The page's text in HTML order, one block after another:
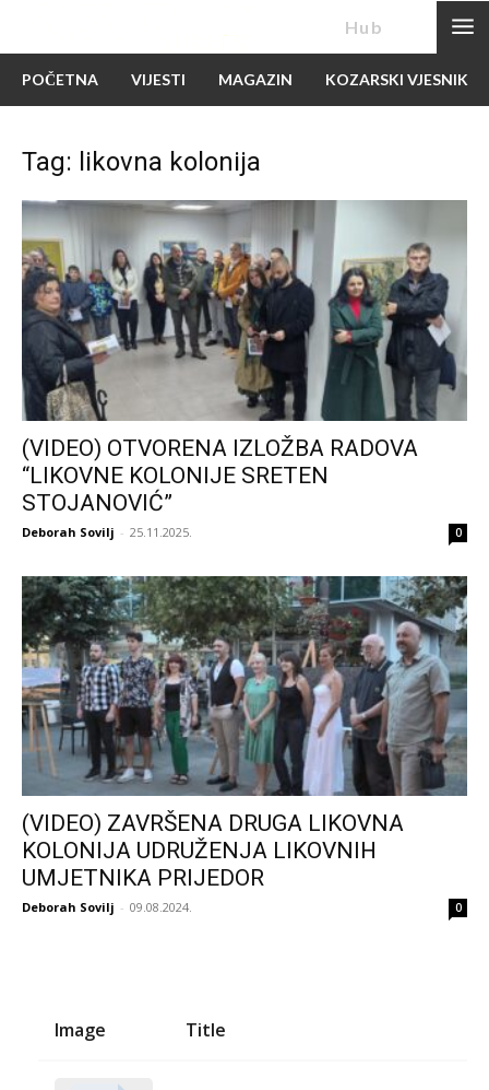
Hub
POČETNA VIJESTI MAGAZIN KOZARSKI VJESNIK
Tag: likovna kolonija
(VIDEO) OTVORENA IZLOŽBA RADOVA
“LIKOVNE KOLONIJE SRETEN
STOJANOVIĆ”
Deborah Sovilj - 25.11.2025. 0
(VIDEO) ZAVRŠENA DRUGA LIKOVNA
KOLONIJA UDRUŽENJA LIKOVNIH
UMJETNIKA PRIJEDOR
Deborah Sovilj - 09.08.2024. 0
Image Title